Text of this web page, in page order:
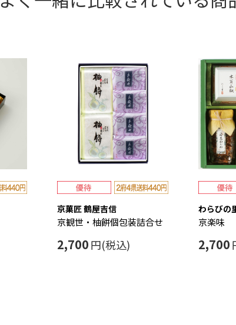
京菓匠 鶴屋吉信
京観世・柚餅個包装詰合せ
2,700円(税込)
わらびの
京楽味
2,700